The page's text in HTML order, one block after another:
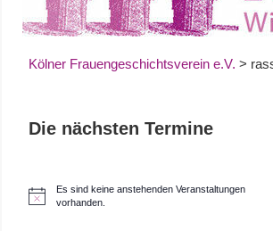
Kölner Frauengeschichtsverein e.V. >
Die nächsten Termine
H
Es sind keine anstehenden Veranstaltungen
vorhanden.